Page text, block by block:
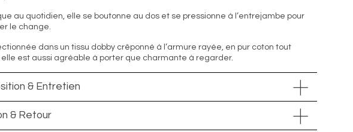
au quotidien, elle se boutonne au dos et se pressionne à l’entrejambe pour
le change.
dans un tissu dobby crêponné à l’armure rayée, en pur coton tout
elle est aussi agréable à porter que charmante à regarder.
& Entretien
& Retour